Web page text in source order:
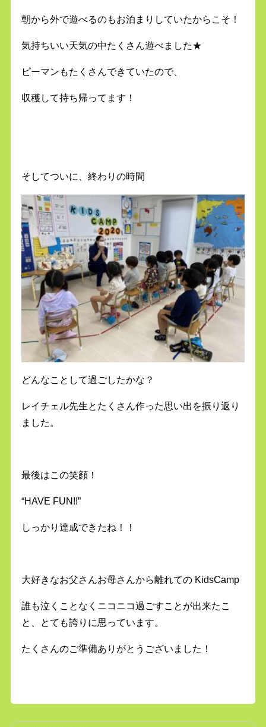
朝から外で遊べるのもお泊まりしていたからこそ！
気持ちいい天気の中たくさん遊べました★
ピーマンもたくさんできていたので、
収穫して持ち帰ってます！
そしてついに、終わりの時間
どんなことして過ごしたかな？
レイチェル先生とたくさん作った思い出を振り返り
ました。
最後はこの笑顔！
“HAVE FUN!!”
しっかり達成できたね！！
大好きなお父さんお母さんから離れての KidsCamp
誰も泣くことなくニコニコ過ごすことが出来たこ
と、とても誇りに思っています。
たくさんのご準備ありがとうございました！